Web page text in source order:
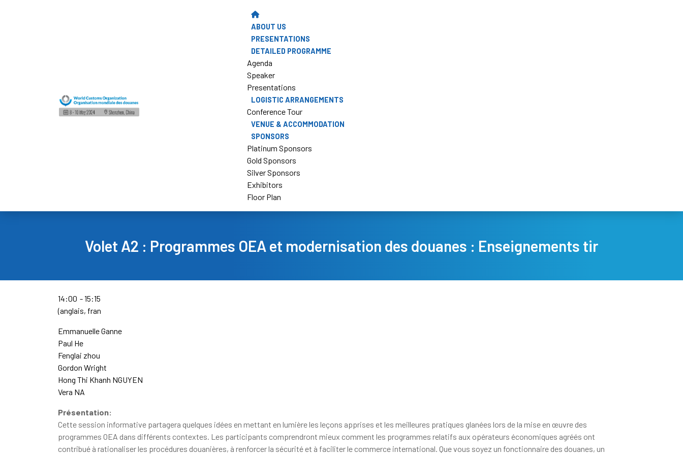
ABOUT US
PRESENTATIONS
DETAILED PROGRAMME
Agenda
Speaker
Presentations
LOGISTIC ARRANGEMENTS
Conference Tour
VENUE & ACCOMMODATION
SPONSORS
Platinum Sponsors
Gold Sponsors
Silver Sponsors
Exhibitors
Floor Plan
Volet A2 : Programmes OEA et modernisation des douanes : Enseignements tir
14:00
15:15
(anglais, fran
Emmanuelle Ganne
Paul He
Fenglai zhou
Gordon Wright
Hong Thi Khanh NGUYEN
Vera NA
Présentation:
Cette session informative partagera quelques idées en mettant en lumière les leçons apprises et les meilleures pratiques glanées lors de la mise en œuvre des
programmes OEA dans différents contextes. Les participants comprendront mieux comment les programmes relatifs aux opérateurs économiques agréés ont
contribué à rationaliser les procédures douanières, à renforcer la sécurité et à faciliter le commerce international. Que vous soyez un fonctionnaire des douanes, un